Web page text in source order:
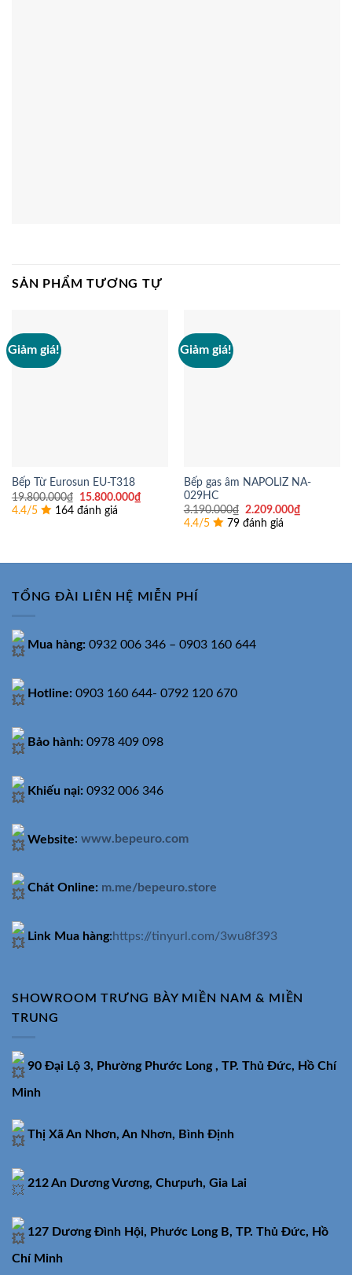
SẢN PHẨM TƯƠNG TỰ
Giảm giá!
Bếp Từ Eurosun EU-T318
19.800.000₫
Giá
gốc
là:
15.800.000₫Giá
hiện
4.4/5 164 đánh giá
Giảm giá!
Bếp gas âm NAPOLIZ NA-
029HC
3.190.000₫ Giá
gốc
là:
2.209.000₫Giá
4.4/5 79 đánh giá
TỔNG ĐÀI LIÊN HỆ MIỄN PHÍ
Mua hàng: 0932 006 346 – 0903 160 644
Hotline: 0903 160 644- 0792 120 670
Bảo hành: 0978 409 098
Khiếu nại: 0932 006 346
Website: www.bepeuro.com
Chát Online: m.me/bepeuro.store
Link Mua hàng:https://tinyurl.com/3wu8f393
SHOWROOM TRƯNG BÀY MIỀN NAM & MIỀN
TRUNG
90 Đại Lộ 3, Phường Phước Long , TP. Thủ Đức, Hồ Chí
Minh
Thị Xã An Nhơn, An Nhơn, Bình Định
212 An Dương Vương, Chưpưh, Gia Lai
127 Dương Đình Hội, Phước Long B, TP. Thủ Đức, Hồ
Chí Minh